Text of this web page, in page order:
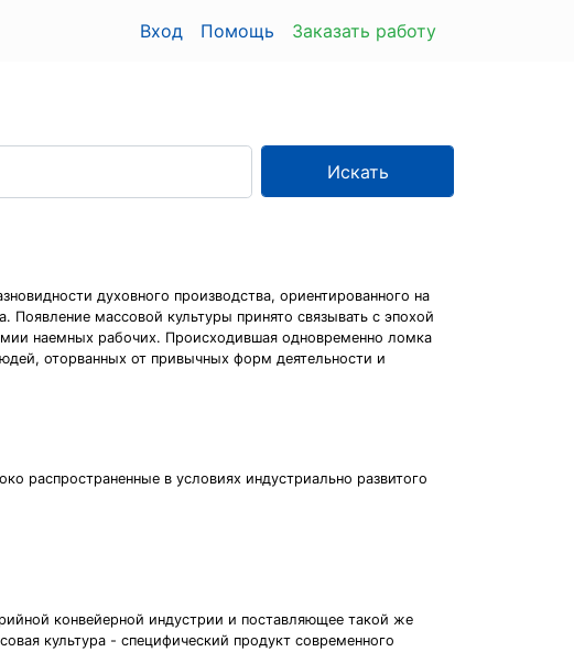
Вход Помощь Заказать работу
Искать
духовного производства, ориентированного на
массовой культуры принято связывать с эпохой
наемных рабочих. Происходившая одновременно ломка
оторванных от привычных форм деятельности и
распространенные в условиях индустриально развитого
конвейерной индустрии и поставляющее такой же
культура - специфический продукт современного